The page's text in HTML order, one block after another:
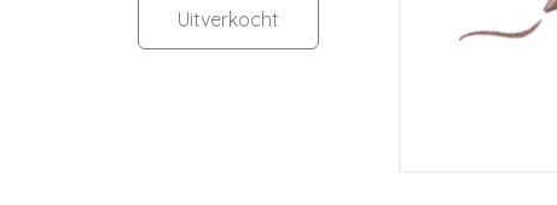
Uitverkocht